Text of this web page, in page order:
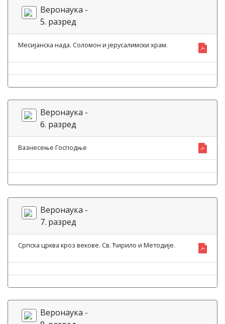
Веронаука -
5. разред
Месијанска нада. Соломон и јерусалимски храм.
Веронаука -
6. разред
Вазнесење Господње
Веронаука -
7. разред
Српска црква кроз векове. Св. Ћирило и Методије.
Веронаука -